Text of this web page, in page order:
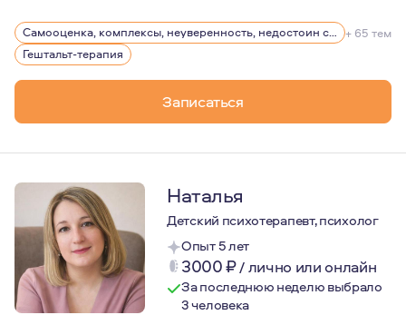
Мои ценности - это внутренняя свобода, честность
И да: юмор - важный помощник по жизни ;)
Я - мама дочи-подростка.
3,5 года в эмиграции.
Самооценка, комплексы, неуверенность, недостоин своей должности или положения в обществе + 65 тем
Гештальт-терапия
Записаться
Наталья
Детский психотерапевт, психолог
Опыт 5 лет
3000₽/лично или онлайн
За последнюю неделю выбрало
3 человека